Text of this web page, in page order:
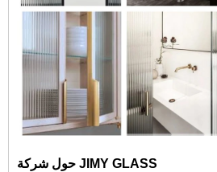
حول شركة JIMY GLASS